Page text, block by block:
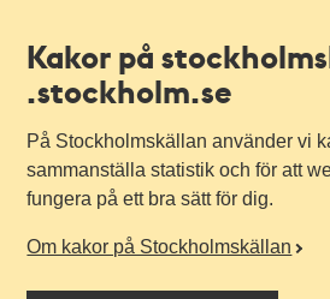
Kakor på
.stockholm.se
På Stockholmskällan använder vi
sammanställa statistik och för att
fungera på ett bra sätt för dig.
Om kakor på Stockholmskällan